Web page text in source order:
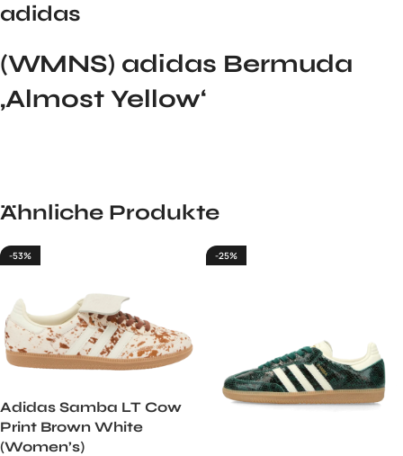
adidas
(WMNS) adidas Bermuda
‚Almost Yellow‘
Ähnliche Produkte
-53%
Adidas Samba LT Cow
Print Brown White
(Women’s)
-25%